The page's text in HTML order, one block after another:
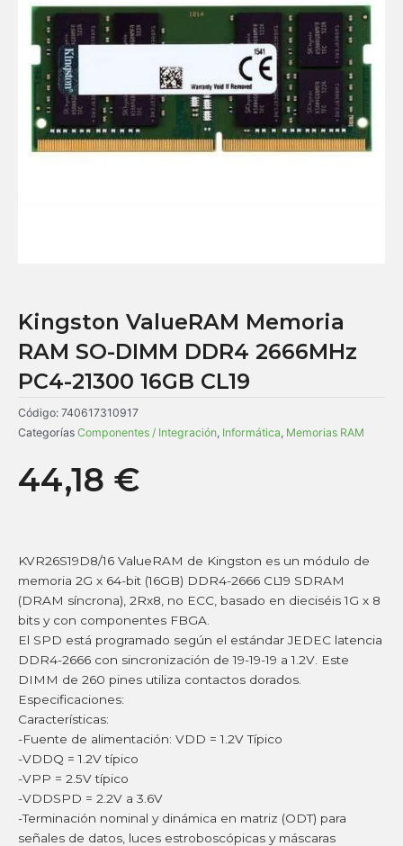
Kingston ValueRAM Memoria
RAM SO-DIMM DDR4 2666MHz
PC4-21300 16GB CL19
Código: 740617310917
Categorías Componentes / Integración, Informática, Memorias RAM
44,18 €
KVR26S19D8/16 ValueRAM de Kingston es un módulo de
memoria 2G x 64-bit (16GB) DDR4-2666 CL19 SDRAM
(DRAM síncrona), 2Rx8, no ECC, basado en dieciséis 1G x 8
bits y con componentes FBGA.
El SPD está programado según el estándar JEDEC latencia
DDR4-2666 con sincronización de 19-19-19 a 1.2V. Este
DIMM de 260 pines utiliza contactos dorados.
Especificaciones:
Características:
-Fuente de alimentación: VDD = 1.2V Típico
-VDDQ = 1.2V típico
-VPP = 2.5V típico
-VDDSPD = 2.2V a 3.6V
-Terminación nominal y dinámica en matriz (ODT) para
señales de datos, luces estroboscópicas y máscaras